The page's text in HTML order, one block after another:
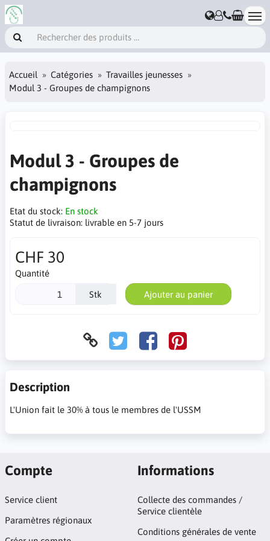
Accueil Catégories
Travailles jeunesses
Modul 3 - Groupes de champignons
Modul 3 - Groupes de
champignons
Etat du stock: En stock
Statut de livraison: livrable en 5-7 jours
CHF 30
Quantité
Stk Ajouter au panier
Description
L'Union fait le 30% à tous le membres de l'USSM
Compte
Service client
Paramètres régionaux
Informations
Collecte des commandes /
Service clientèle
Conditions générales de vente